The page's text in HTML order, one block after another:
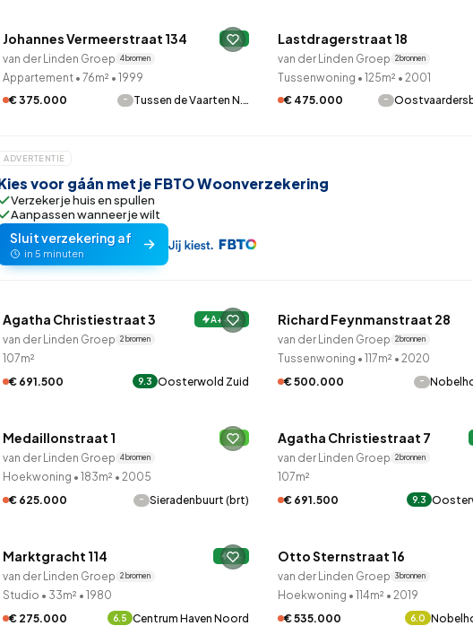
2-onder-1-kap Vrijstaand
Hoekwoning Kamers
Johannes Vermeerstraat 134 A
van der Linden Groep 4 bronnen
Appartement • 76m² • 1999
€ 375.000
- Tussen de Vaarten N.…
Lastdragerstraat 18
van der Linden Groep 2 bronnen
Tussenwoning • 125m² • 2001
€ 475.000
-
ADVERTENTIE
voor gáán met je FBTO Woonverzekering
Verzeker je huis en spullen
Aanpassen wanneer je wilt
Sluit verzekering af
in 5 minuten
Agatha Christiestraat 3 A++++
van der Linden Groep 2 bronnen
107m²
€ 691.500
9.3 Oosterwold Zuid
Richard Feynmanstraat 28
van der Linden Groep 2 bronnen
Tussenwoning • 117m² • 2020
€ 500.000
-
Medaillonstraat 1 B
van der Linden Groep 4 bronnen
Hoekwoning • 183m² • 2005
€ 625.000
- Sieradenbuurt (brt)
Agatha Christiestraat 7
van der Linden Groep 2 bronnen
107m²
€ 691.500
9.3
Marktgracht 114 A+
van der Linden Groep 2 bronnen
Studio • 33m² • 1980
€ 275.000
6.5 Centrum Haven Noord
Otto Sternstraat 16
van der Linden Groep 3 bronnen
Hoekwoning • 114m² • 2019
€ 535.000
6.0